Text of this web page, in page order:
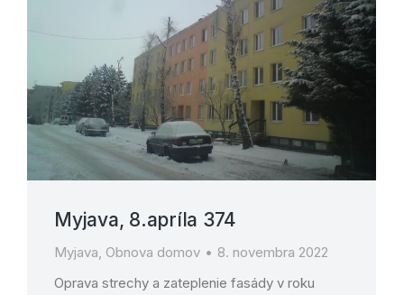
Myjava, 8.apríla 374
Myjava, Obnova domov
8. novembra 2022
Oprava strechy a zateplenie fasády v roku